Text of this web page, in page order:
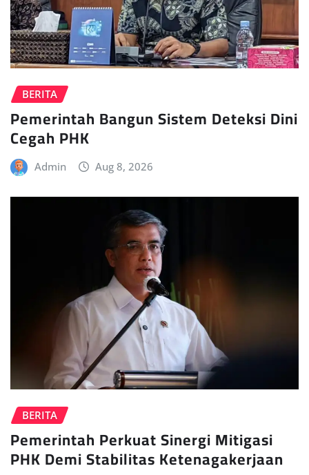
BERITA
Pemerintah Bangun Sistem Deteksi Dini
Cegah PHK
Admin Aug 8, 2026
BERITA
Pemerintah Perkuat Sinergi Mitigasi
PHK Demi Stabilitas Ketenagakerjaan